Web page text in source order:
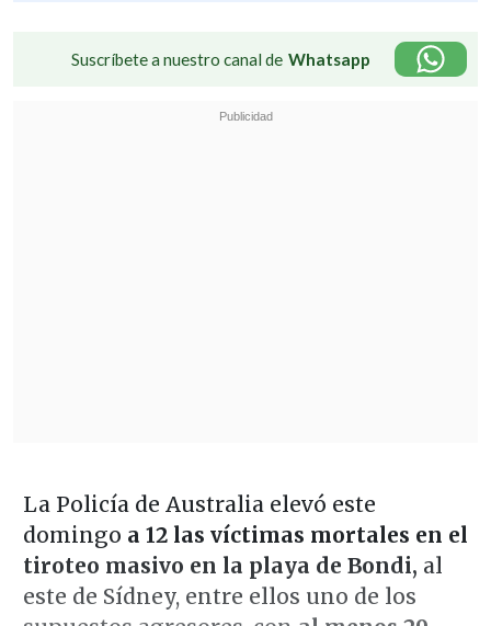
Suscríbete a nuestro canal de Whatsapp
La Policía de Australia elevó este
domingo a 12 las víctimas mortales en el
tiroteo masivo en la playa de Bondi, al
este de Sídney, entre ellos uno de los